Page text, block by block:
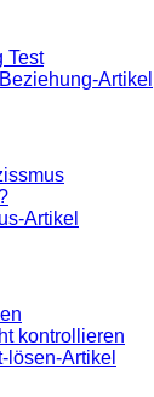
Test
Artikel
Artikel
kontrollieren
lösen-Artikel